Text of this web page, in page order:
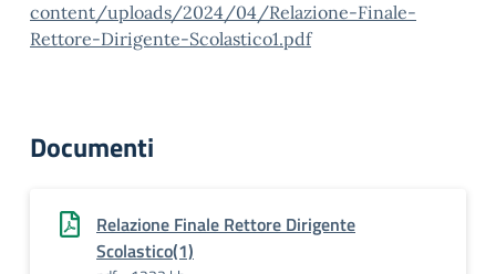
content/uploads/2024/04/Relazione-Finale-
Rettore-Dirigente-Scolastico1.pdf
Documenti
Relazione Finale Rettore Dirigente
Scolastico(1)